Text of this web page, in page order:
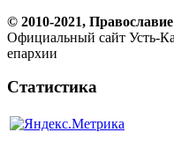
© 2010-2021,
Официальный сайт Усть-
епархии
Статистика